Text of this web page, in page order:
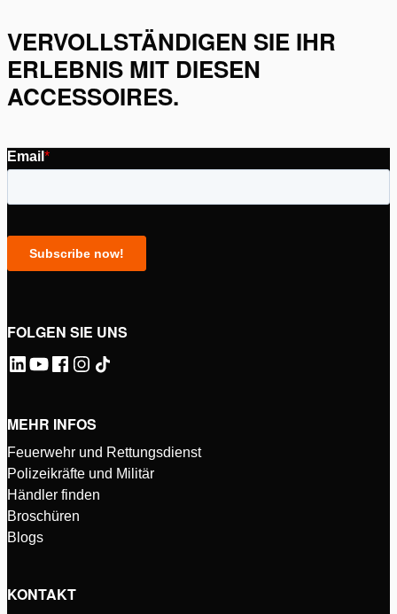
VERVOLLSTÄNDIGEN SIE IHR
ERLEBNIS MIT DIESEN
ACCESSOIRES.
FOLGEN SIE UNS
MEHR INFOS
Feuerwehr und Rettungsdienst
Polizeikräfte und Militär
Händler finden
Broschüren
Blogs
KONTAKT